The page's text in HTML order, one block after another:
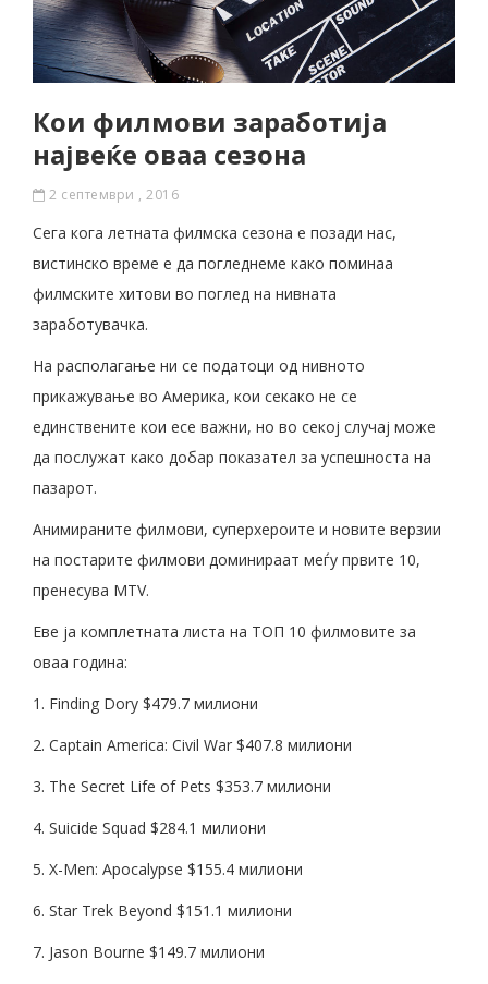
Кои филмови заработија
највеќе оваа сезона
2 септември , 2016
Сега кога летната филмска сезона е позади нас,
вистинско време е да погледнеме како поминаа
филмските хитови во поглед на нивната
заработувачка.
На располагање ни се податоци од нивното
прикажување во Америка, кои секако не се
единствените кои есе важни, но во секој случај може
да послужат како добар показател за успешноста на
пазарот.
Анимираните филмови, суперхероите и новите верзии
на постарите филмови доминираат меѓу првите 10,
пренесува MTV.
Еве ја комплетната листа на ТОП 10 филмовите за
оваа година:
1. Finding Dory $479.7 милиони
2. Captain America: Civil War $407.8 милиони
3. The Secret Life of Pets $353.7 милиони
4. Suicide Squad $284.1 милиони
5. X-Men: Apocalypse $155.4 милиони
6. Star Trek Beyond $151.1 милиони
7. Jason Bourne $149.7 милиони